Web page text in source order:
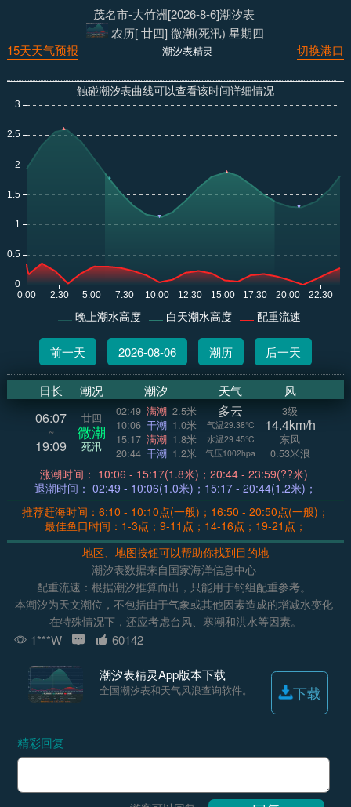
茂名市-大竹洲[2026-8-6]潮汐表
农历[ 廿四] 微潮(死汛) 星期四
切换港口
潮汐表精灵
15天天气预报
触碰潮汐表曲线可以查看该时间详细情况
晚上潮水高度 白天潮水高度 配重流速
前一天 2026-08-06 潮历 后一天
日长 潮况 潮汐 天气 风
06:07
~
19:09
廿四
微潮
死汛
02:49 满潮 2.5米
10:06 干潮 1.0米
15:17 满潮 1.8米
20:44 干潮 1.2米
多云
气温29.38°C
水温29.45°C
气压1002hpa
3级
14.4km/h
东风
0.53米浪
涨潮时间： 10:06 - 15:17(1.8米)；20:44 - 23:59(??米)
退潮时间： 02:49 - 10:06(1.0米)；15:17 - 20:44(1.2米)；
推荐赶海时间：6:10 - 10:10点(一般)；16:50 - 20:50点(一般)；
最佳鱼口时间：1-3点；9-11点；14-16点；19-21点；
地区、地图按钮可以帮助你找到目的地
潮汐表数据来自国家海洋信息中心
配重流速：根据潮汐推算而出，只能用于钓组配重参考。
本潮汐为天文潮位，不包括由于气象或其他因素造成的增减水变化
在特殊情况下，还应考虑台风、寒潮和洪水等因素。
1***W 60142
潮汐表精灵App版本下载
全国潮汐表和天气风浪查询软件。 下载
精彩回复